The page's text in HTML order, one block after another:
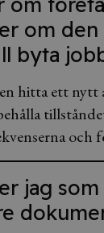
om den
byta
hitta ett nytt
och
jag som